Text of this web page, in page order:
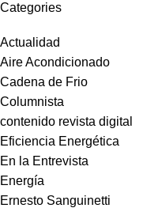
Categories
Actualidad
Aire Acondicionado
Cadena de Frio
Columnista
contenido revista digital
Eficiencia Energética
En la Entrevista
Energía
Ernesto Sanguinetti